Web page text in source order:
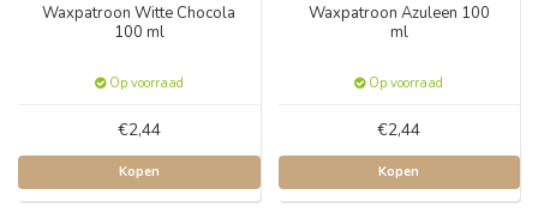
Waxpatroon Witte Chocola
100 ml
Op voorraad
€2,44
Kopen
Waxpatroon Azuleen 100
ml
Op voorraad
€2,44
Kopen